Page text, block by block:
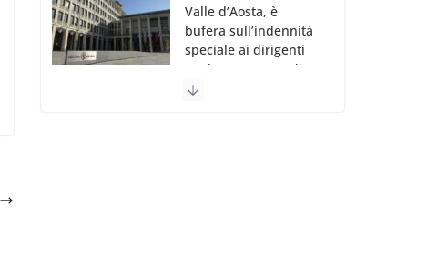
Valle d’Aosta, è
bufera sull’indennità
speciale ai dirigenti
Ausl. Le proteste di
minoranza e